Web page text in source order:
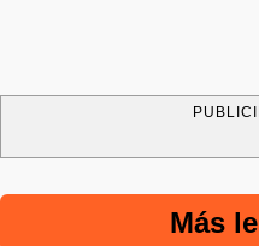
Más